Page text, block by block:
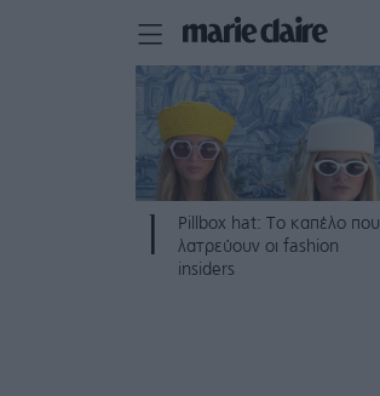
Pillbox hat: Το καπέλο που
λατρεύουν οι fashion
insiders